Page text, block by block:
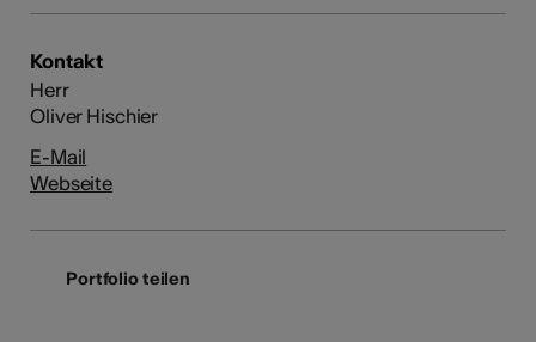
Kontakt
Herr
Oliver Hischier
E-Mail
Webseite
Portfolio teilen